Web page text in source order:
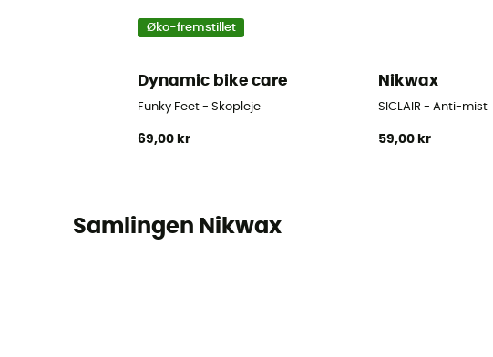
Øko-fremstillet
Dynamic bike care
Funky Feet - Skopleje
69,00 kr
Nikwax
SICLAIR - Anti-mist
59,00 kr
Samlingen Nikwax